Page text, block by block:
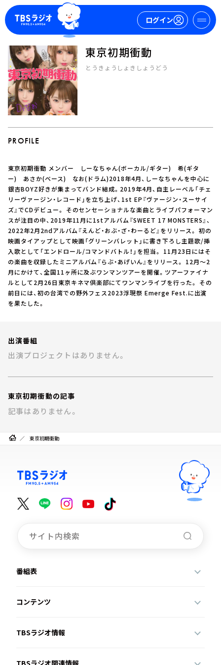
ログイン
マイページ
ログイン
今日の番組表
週間番組表
トピックス
TBS Podcast
お知らせ
イベント・グッズ
YouTube
会社情報
東京初期衝動
とうきょうしょきしょうどう
PROFILE
東京初期衝動 メンバー しーなちゃん(ボーカル/ギター) 希(ギタ
ー) あさか(ベース) なお(ドラム)2018年4月、しーなちゃんを中心に
銀杏BOYZ好きが集まってバンド結成。2019年4月、自主レーベル「チェ
リーヴァージン・レコード」を立ち上げ、1st EP『ヴァージン・スーサイ
ズ』でCDデビュー。 そのセンセーショナルな楽曲とライブパフォーマン
スが注目の中、2019年11月に1stアルバム『SWEET 17 MONSTERS』、
2022年2月2ndアルバム『えんど・おぶ・ざ・わーるど』をリリース。 初の
映画タイアップとして映画「グリーンバレット」に書き下ろし主題歌/挿
入歌として「エンドロール/コマンドバトル！」を担当。 11月23日にはそ
の楽曲を収録したミニアルバム『らぶ・あげいん』をリリース。 12月～2
月にかけて、全国11ヶ所に及ぶワンマンツアーを開催。ツアーファイナ
ルとして2月26日東京キネマ倶楽部にてワンマンライブを行った。 その
前日には、初の台湾での野外フェス2023浮現祭 Emerge Fest.に出演
を果たした。
出演番組
出演プロジェクトはありません。
東京初期衝動の記事
記事はありません。
東京初期衝動
番組表
コンテンツ
TBSラジオ情報
TBSラジオ関連情報